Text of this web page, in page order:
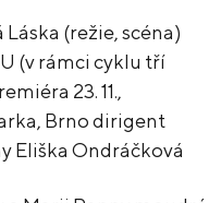
Láska (režie, scéna)
(v rámci cyklu tří
23. 11.,
Brno dirigent
Eliška Ondráčková